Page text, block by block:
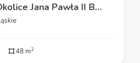
3pok, 48met, Okolice Jana Pawła II BALKON/PIWNICA (Wrocław)
48 m2